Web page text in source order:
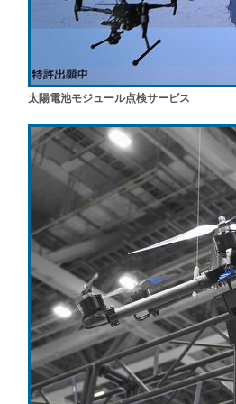
太陽電池モジュール点検サービス